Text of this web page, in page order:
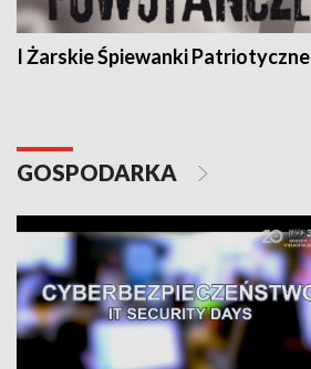
I Żarskie Śpiewanki Patriotyczne
GOSPODARKA